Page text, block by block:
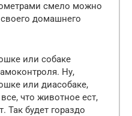
смело можно
домашнего
или собаке
Ну,
или диасобаке,
что животное ест,
Так будет гораздо